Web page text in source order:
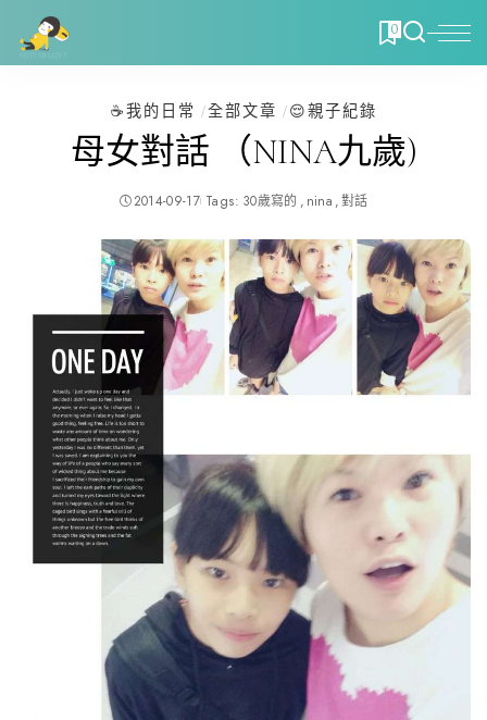
0
☕️我的日常 全部文章 😌親子紀錄
母女對話 （NINA九歲)
2014-09-17 Tags: 30歲寫的 nina 對話